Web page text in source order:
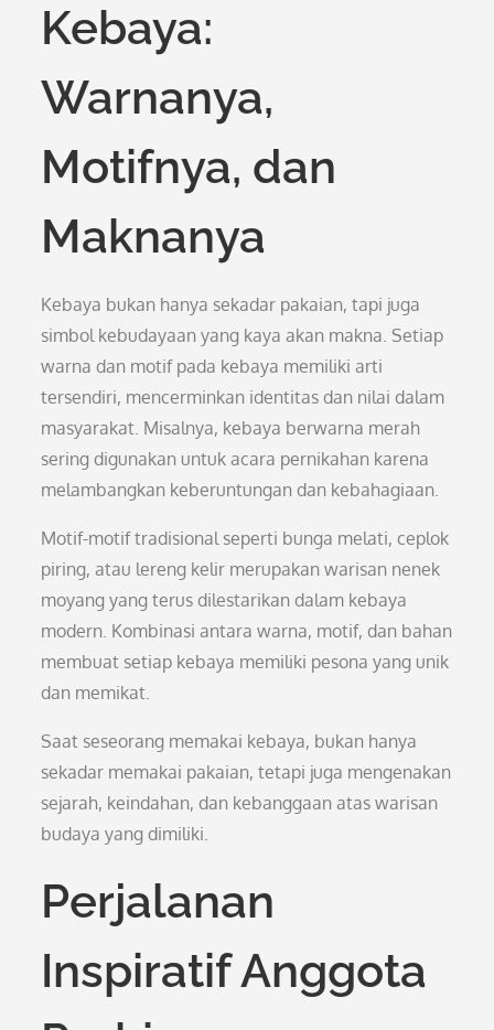
Kebaya:
Warnanya,
Motifnya, dan
Maknanya
Kebaya bukan hanya sekadar pakaian, tapi juga
simbol kebudayaan yang kaya akan makna. Setiap
warna dan motif pada kebaya memiliki arti
tersendiri, mencerminkan identitas dan nilai dalam
masyarakat. Misalnya, kebaya berwarna merah
sering digunakan untuk acara pernikahan karena
melambangkan keberuntungan dan kebahagiaan.
Motif-motif tradisional seperti bunga melati, ceplok
piring, atau lereng kelir merupakan warisan nenek
moyang yang terus dilestarikan dalam kebaya
modern. Kombinasi antara warna, motif, dan bahan
membuat setiap kebaya memiliki pesona yang unik
dan memikat.
Saat seseorang memakai kebaya, bukan hanya
sekadar memakai pakaian, tetapi juga mengenakan
sejarah, keindahan, dan kebanggaan atas warisan
budaya yang dimiliki.
Perjalanan
Inspiratif Anggota